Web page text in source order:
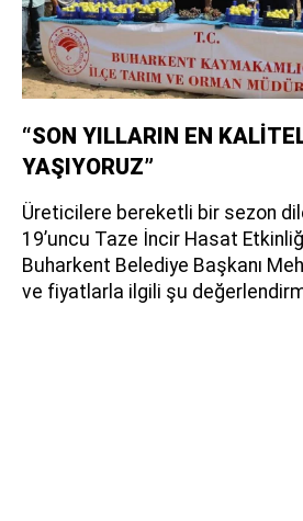
“SON YILLARIN EN
YAŞIYORUZ”
Üreticilere bereketli bir sezon
19’uncu Taze İncir Hasat
Buharkent Belediye Başkanı
ve fiyatlarla ilgili şu